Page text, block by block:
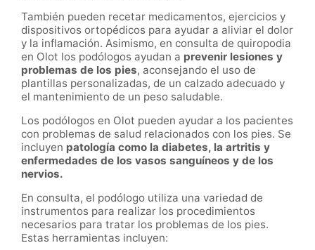
También pueden recetar medicamentos, ejercicios y
dispositivos ortopédicos para ayudar a aliviar el dolor
y la inflamación. Asimismo, en consulta de quiropodia
en Olot los podólogos ayudan a prevenir lesiones y
problemas de los pies, aconsejando el uso de
plantillas personalizadas, de un calzado adecuado y
el mantenimiento de un peso saludable.
Los podólogos en Olot pueden ayudar a los pacientes
con problemas de salud relacionados con los pies. Se
incluyen patología como la diabetes, la artritis y
enfermedades de los vasos sanguíneos y de los
nervios.
En consulta, el podólogo utiliza una variedad de
instrumentos para realizar los procedimientos
necesarios para tratar los problemas de los pies.
Estas herramientas incluyen: